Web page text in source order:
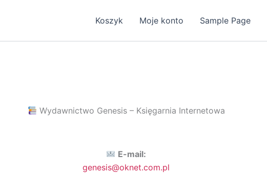
Koszyk Moje konto Sample Page
Wydawnictwo Genesis – Księgarnia Internetowa
E-mail:
genesis@oknet.com.pl